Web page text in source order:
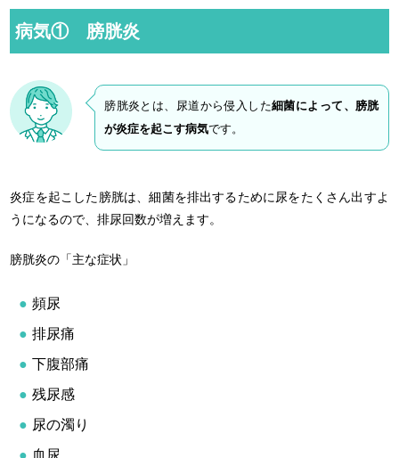
病気① 膀胱炎
膀胱炎とは、尿道から侵入した細菌によって、膀胱
が炎症を起こす病気です。
炎症を起こした膀胱は、細菌を排出するために尿をたくさん出すよ
うになるので、排尿回数が増えます。
膀胱炎の「主な症状」
頻尿
排尿痛
下腹部痛
残尿感
尿の濁り